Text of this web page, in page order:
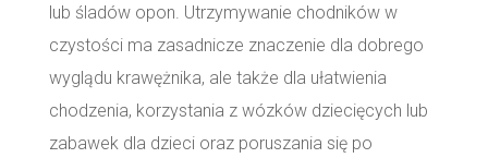
lub śladów opon. Utrzymywanie chodników w
czystości ma zasadnicze znaczenie dla dobrego
wyglądu krawężnika, ale także dla ułatwienia
chodzenia, korzystania z wózków dziecięcych lub
zabawek dla dzieci oraz poruszania się po